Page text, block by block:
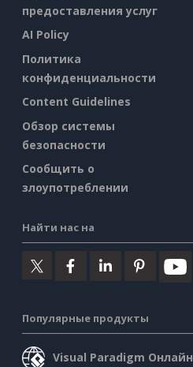
предоставления услуг
AI Policy
Политика
конфиденциальности
Content Guidelines
Обзор системы
безопасности
Сообщить о
злоупотреблении
Найти нас на
Популярные продукты
Visual Paradigm Онлайн